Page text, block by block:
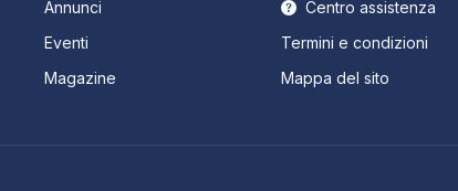
Annunci
Eventi
Magazine
Centro assistenza
Termini e condizioni
Mappa del sito